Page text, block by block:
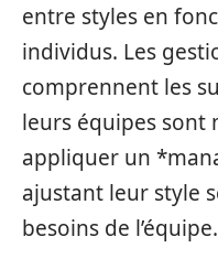
entre styles en
individus. Les
comprennent les
leurs équipes sont
appliquer un
ajustant leur style
besoins de l’équipe.